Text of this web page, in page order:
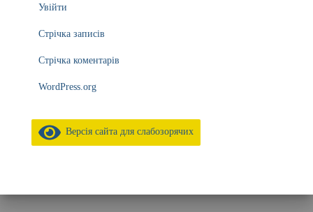
Увійти
Стрічка записів
Стрічка коментарів
WordPress.org
Версія сайта для слабозорячих